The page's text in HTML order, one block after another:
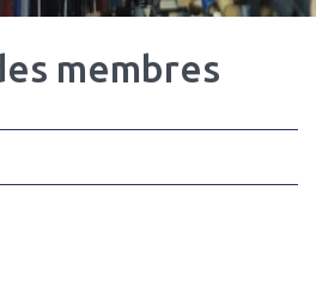
membres